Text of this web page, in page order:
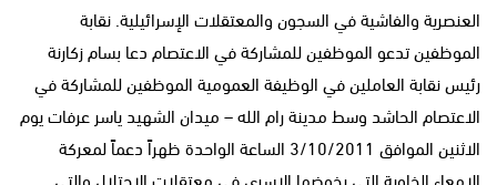
العنصرية والفاشية في السجون والمعتقلات الإسرائيلية. نقابة
الموظفين تدعو الموظفين للمشاركة في الاعتصام دعا بسام زكارنة
رئيس نقابة العاملين في الوظيفة العمومية الموظفين للمشاركة في
الاعتصام الحاشد وسط مدينة رام الله – ميدان الشهيد ياسر عرفات يوم
الاثنين الموافق 3/10/2011 الساعة الواحدة ظهراً دعماً لمعركة